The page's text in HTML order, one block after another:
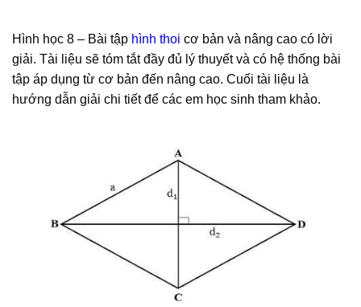
Hình học 8 – Bài tập hình thoi cơ bản và nâng cao có lời
giải. Tài liệu sẽ tóm tắt đầy đủ lý thuyết và có hệ thống bài
tập áp dụng từ cơ bản đến nâng cao. Cuối tài liệu là
hướng dẫn giải chi tiết để các em học sinh tham khảo.